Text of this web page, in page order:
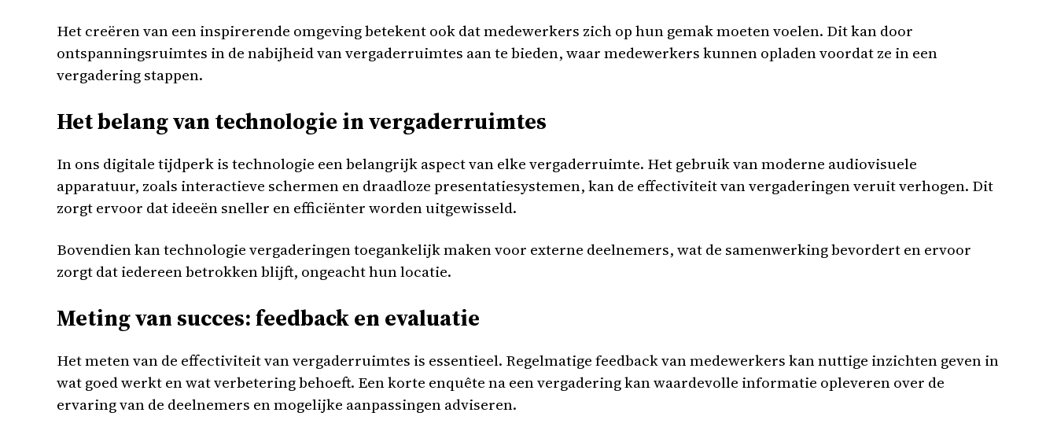
Het creëren van een inspirerende omgeving betekent ook dat medewerkers zich op hun gemak moeten voelen. Dit kan door
ontspanningsruimtes in de nabijheid van vergaderruimtes aan te bieden, waar medewerkers kunnen opladen voordat ze in een
vergadering stappen.
Het belang van technologie in vergaderruimtes
In ons digitale tijdperk is technologie een belangrijk aspect van elke vergaderruimte. Het gebruik van moderne audiovisuele
apparatuur, zoals interactieve schermen en draadloze presentatiesystemen, kan de effectiviteit van vergaderingen veruit verhogen. Dit
zorgt ervoor dat ideeën sneller en efficiënter worden uitgewisseld.
Bovendien kan technologie vergaderingen toegankelijk maken voor externe deelnemers, wat de samenwerking bevordert en ervoor
zorgt dat iedereen betrokken blijft, ongeacht hun locatie.
Meting van succes: feedback en evaluatie
Het meten van de effectiviteit van vergaderruimtes is essentieel. Regelmatige feedback van medewerkers kan nuttige inzichten geven in
wat goed werkt en wat verbetering behoeft. Een korte enquête na een vergadering kan waardevolle informatie opleveren over de
ervaring van de deelnemers en mogelijke aanpassingen adviseren.